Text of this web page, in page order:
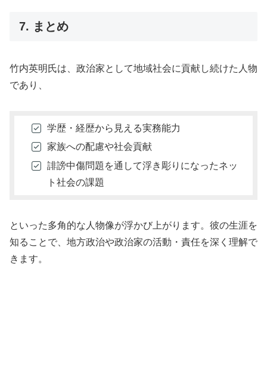
7. まとめ
竹内英明氏は、政治家として地域社会に貢献し続けた人物
であり、
学歴・経歴から見える実務能力
家族への配慮や社会貢献
誹謗中傷問題を通して浮き彫りになったネッ
ト社会の課題
といった多角的な人物像が浮かび上がります。彼の生涯を
知ることで、地方政治や政治家の活動・責任を深く理解で
きます。